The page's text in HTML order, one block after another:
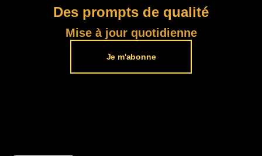
Des prompts de qualité
Mise à jour quotidienne
Je m'abonne